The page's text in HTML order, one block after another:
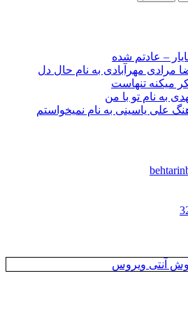
– عادتم شده
مرادی مهرآبادی به نام حال دل
میکنه تنهاست
به نام تو با من
علی یاسینی به نام نمیخواستم
آنتی ویروس